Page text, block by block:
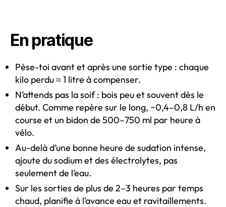
En pratique
Pèse-toi avant et après une sortie type : chaque
kilo perdu ≈ 1 litre à compenser.
N’attends pas la soif : bois peu et souvent dès le
début. Comme repère sur le long, ~0,4–0,8 L/h en
course et un bidon de 500–750 ml par heure à
vélo.
Au-delà d’une bonne heure de sudation intense,
ajoute du sodium et des électrolytes, pas
seulement de l’eau.
Sur les sorties de plus de 2–3 heures par temps
chaud, planifie à l’avance eau et ravitaillements.